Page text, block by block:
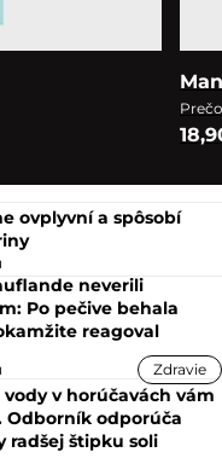
ovplyvní a spôsobí
neverili
Po pečive behala
reagoval
Zdravie
v horúčavách vám
Odborník odporúča
radšej štipku soli